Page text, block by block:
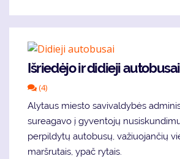
Išriedėjo ir didieji autobusai
(4)
Alytaus miesto savivaldybės
sureagavo į gyventojų
perpildytų autobusų, važiuojančių
maršrutais, ypač rytais.